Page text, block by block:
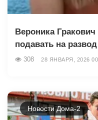
Вероника
подавать на развод
308 28 ЯНВАРЯ, 2026
Новости Дома-2